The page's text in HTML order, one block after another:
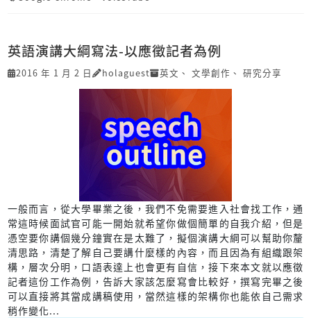
英語演講大綱寫法-以應徵記者為例
2016 年 1 月 2 日 holaguest 英文 、 文學創作 、 研究分享
一般而言，從大學畢業之後，我們不免需要進入社會找工作，通
常這時候面試官可能一開始就希望你做個簡單的自我介紹，但是
憑空要你講個幾分鐘實在是太難了，擬個演講大綱可以幫助你釐
清思路，清楚了解自己要講什麼樣的內容，而且因為有組織跟架
構，層次分明，口語表達上也會更有自信，接下來本文就以應徵
記者這份工作為例，告訴大家該怎麼寫會比較好，撰寫完畢之後
可以直接將其當成講稿使用，當然這樣的架構你也能依自己需求
稍作變化...